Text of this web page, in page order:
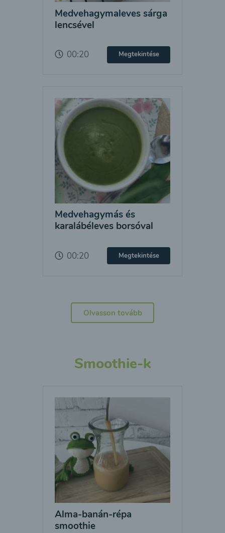
Medvehagymaleves sárga
lencsével
00:20 Megtekintése
Medvehagymás és
karalábéleves borsóval
00:20 Megtekintése
Olvasson tovább
Smoothie-k
Alma-banán-répa
smoothie